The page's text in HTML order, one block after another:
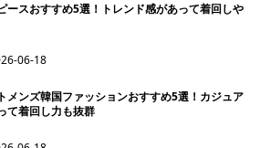
ースおすすめ5選！トレンド感があって着回しや
06-18
メンズ韓国ファッションおすすめ5選！カジュア
て着回し力も抜群